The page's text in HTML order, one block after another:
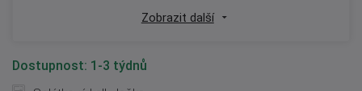
Zobrazit další
Dostupnost: 1-3 týdnů